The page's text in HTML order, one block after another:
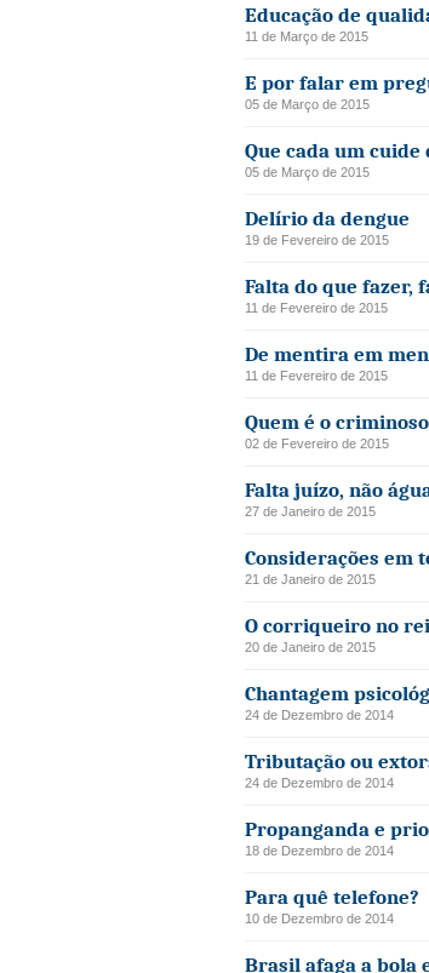
Educação de
11 de Março de 2015
E por falar em
05 de Março de 2015
Que cada um cuide
05 de Março de 2015
Delírio da dengue
19 de Fevereiro de 2015
Falta do que fazer,
11 de Fevereiro de 2015
De mentira em
11 de Fevereiro de 2015
Quem é o
02 de Fevereiro de 2015
Falta juízo, não
27 de Janeiro de 2015
Considerações em
21 de Janeiro de 2015
O corriqueiro no
20 de Janeiro de 2015
Chantagem
24 de Dezembro de 2014
Tributação ou
24 de Dezembro de 2014
Propanganda e
18 de Dezembro de 2014
Para quê telefone?
10 de Dezembro de 2014
Brasil afaga a bola